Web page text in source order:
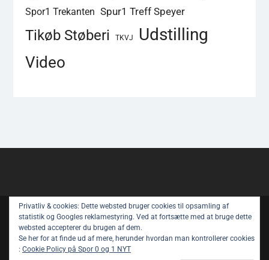
Spor1 Trekanten Spur1 Treff Speyer
Tikøb Støberi TKVJ Udstilling
Video
Copyright © All rights reserved.
Spor 1 Nyt – Youtube
Privatlivspolitik
Om Spor 1 NYT
Privatliv & cookies: Dette websted bruger cookies til opsamling af
statistik og Googles reklamestyring. Ved at fortsætte med at bruge dette
websted accepterer du brugen af ​​dem.
Se her for at finde ud af mere, herunder hvordan man kontrollerer cookies
: Cookie Policy på Spor 0 og 1 NYT